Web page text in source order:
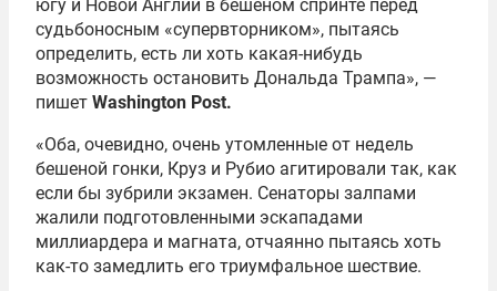
югу и Новой Англии в бешеном спринте перед
судьбоносным «супервторником», пытаясь
определить, есть ли хоть какая-нибудь
возможность остановить Дональда Трампа», —
пишет Washington Post.
«Оба, очевидно, очень утомленные от недель
бешеной гонки, Круз и Рубио агитировали так, как
если бы зубрили экзамен. Сенаторы залпами
жалили подготовленными эскападами
миллиардера и магната, отчаянно пытаясь хоть
как-то замедлить его триумфальное шествие.